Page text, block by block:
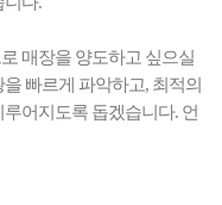
매장을 양도하고 싶으실
빠르게 파악하고, 최적의
어지도록 돕겠습니다. 언